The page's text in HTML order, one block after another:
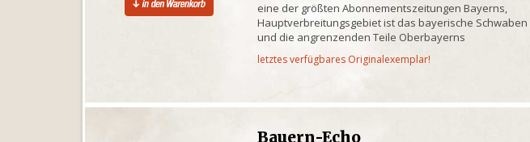
eine der größten Abonnementszeitungen Bayerns,
Hauptverbreitungsgebiet ist das bayerische Schwaben
und die angrenzenden Teile Oberbayerns
letztes verfügbares Originalexemplar!
Bauern-Echo